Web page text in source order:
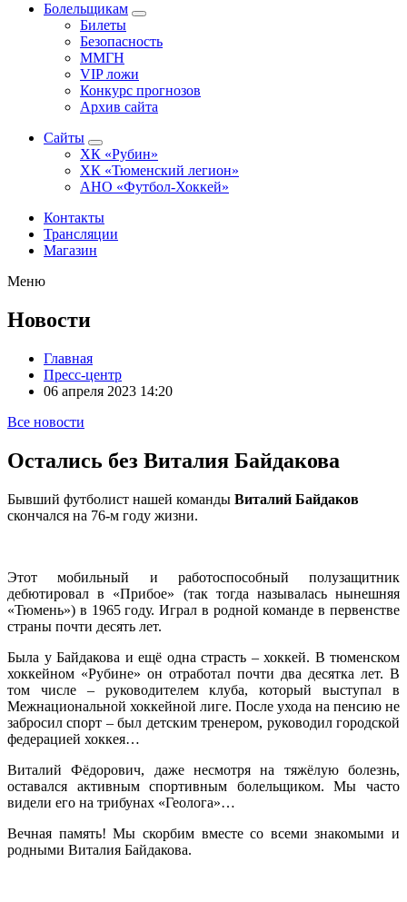
Болельщикам
Билеты
Безопасность
ММГН
VIP ложи
Конкурс прогнозов
Архив сайта
Сайты
ХК «Рубин»
ХК «Тюменский легион»
АНО «Футбол-Хоккей»
Контакты
Трансляции
Магазин
Меню
Новости
Главная
Пресс-центр
06 апреля 2023 14:20
Все новости
Остались без Виталия Байдакова
Бывший футболист нашей команды Виталий Байдаков
скончался на 76-м году жизни.
Этот мобильный и работоспособный полузащитник
дебютировал в «Прибое» (так тогда называлась нынешняя
«Тюмень») в 1965 году. Играл в родной команде в первенстве
страны почти десять лет.
Была у Байдакова и ещё одна страсть – хоккей. В тюменском
хоккейном «Рубине» он отработал почти два десятка лет. В
том числе – руководителем клуба, который выступал в
Межнациональной хоккейной лиге. После ухода на пенсию не
забросил спорт – был детским тренером, руководил городской
федерацией хоккея…
Виталий Фёдорович, даже несмотря на тяжёлую болезнь,
оставался активным спортивным болельщиком. Мы часто
видели его на трибунах «Геолога»…
Вечная память! Мы скорбим вместе со всеми знакомыми и
родными Виталия Байдакова.